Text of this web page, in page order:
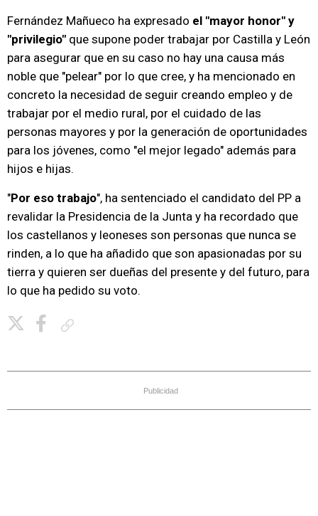
Fernández Mañueco ha expresado el "mayor honor" y
"privilegio" que supone poder trabajar por Castilla y León
para asegurar que en su caso no hay una causa más
noble que "pelear" por lo que cree, y ha mencionado en
concreto la necesidad de seguir creando empleo y de
trabajar por el medio rural, por el cuidado de las
personas mayores y por la generación de oportunidades
para los jóvenes, como "el mejor legado" además para
hijos e hijas.
"Por eso trabajo", ha sentenciado el candidato del PP a
revalidar la Presidencia de la Junta y ha recordado que
los castellanos y leoneses son personas que nunca se
rinden, a lo que ha añadido que son apasionadas por su
tierra y quieren ser dueñas del presente y del futuro, para
lo que ha pedido su voto.
Publicidad